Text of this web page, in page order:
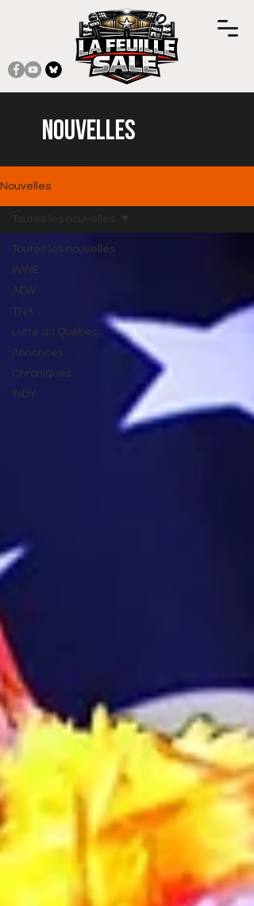
Nouvelles
Nouvelles
Toutes les nouvelles
WWE
AEW
TNA
Lutte au Québec
Annonces
Chroniques
INDY